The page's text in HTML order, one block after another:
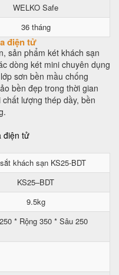
WELKO Safe
36 tháng
điện tử
sản phẩm két khách sạn
dòng két mini chuyên dụng
sơn bền mầu chống
bền đẹp trong thời gian
lượng thép dầy, bền
khách sạn KS25-BDT
KS25–BDT
9.5kg
* Rộng 350 * Sâu 250